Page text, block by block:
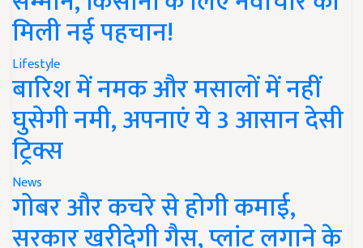
मिली नई पहचान!
Lifestyle
बारिश में नमक और मसालों में नहीं
घुसेगी नमी, अपनाएं ये 3 आसान देसी
ट्रिक्स
News
गोबर और कचरे से होगी कमाई,
सरकार खरीदेगी गैस, प्लांट लगाने के